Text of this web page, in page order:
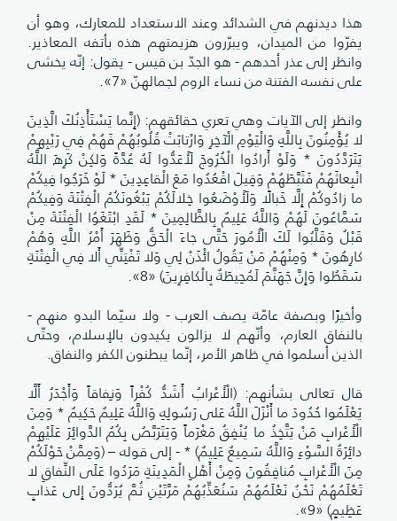
هذا ديدنهم في الشدائد وعند الاستعداد للمعارك، وهو أن
يفرّوا من الميدان، ويبرّرون هزيمتهم هذه بأتفه المعاذير.
وانظر إلى عذر أحدهم - هو الجدّ بن قيس - يقول: إنّه يخشى
على نفسه الفتنة من نساء الروم لجمالهنّ «7».
وانظر إلى الآيات وهي تعري حقائقهم: (إِنَّما يَسْتَأْذِنُكَ الَّذِينَ
لا يُؤْمِنُونَ بِاللَّهِ وَالْيَوْمِ الْآخِرِ وَارْتابَتْ قُلُوبُهُمْ فَهُمْ فِي رَيْبِهِمْ
يَتَرَدَّدُونَ * وَلَوْ أَرادُوا الْخُرُوجَ لَأَعَدُّوا لَهُ عُدَّةً وَلكِنْ كَرِهَ اللَّهُ
انْبِعاثَهُمْ فَثَبَّطَهُمْ وَقِيلَ اقْعُدُوا مَعَ الْقاعِدِينَ * لَوْ خَرَجُوا فِيكُمْ
ما زادُوكُمْ إِلَّا خَبالًا وَلَأَوْضَعُوا خِلالَكُمْ يَبْغُونَكُمُ الْفِتْنَةَ وَفِيكُمْ
سَمَّاعُونَ لَهُمْ وَاللَّهُ عَلِيمٌ بِالظَّالِمِينَ * لَقَدِ ابْتَغَوُا الْفِتْنَةَ مِنْ
قَبْلُ وَقَلَّبُوا لَكَ الْأُمُورَ حَتَّى جاءَ الْحَقُّ وَظَهَرَ أَمْرُ اللَّهِ وَهُمْ
كارِهُونَ * وَمِنْهُمْ مَنْ يَقُولُ ائْذَنْ لِي وَلا تَفْتِنِّي أَلا فِي الْفِتْنَةِ
سَقَطُوا وَإِنَّ جَهَنَّمَ لَمُحِيطَةٌ بِالْكافِرِينَ) «8».
وأخيرًا وبصفة عامّة يصف العرب - ولا سيّما البدو منهم -
بالنفاق العارم، وأنّهم لا يزالون يكيدون بالإسلام، وحتّى
الذين أسلموا في ظاهر الأمر، إنّما يبطنون الكفر والنفاق.
قال تعالى بشأنهم: (الْأَعْرابُ أَشَدُّ كُفْراً وَنِفاقاً وَأَجْدَرُ أَلَّا
يَعْلَمُوا حُدُودَ ما أَنْزَلَ اللَّهُ عَلى رَسُولِهِ وَاللَّهُ عَلِيمٌ حَكِيمٌ * وَمِنَ
الْأَعْرابِ مَنْ يَتَّخِذُ ما يُنْفِقُ مَغْرَماً وَيَتَرَبَّصُ بِكُمُ الدَّوائِرَ عَلَيْهِمْ
دائِرَةُ السَّوْءِ وَاللَّهُ سَمِيعٌ عَلِيمٌ) * - إلى قوله – (وَمِمَّنْ حَوْلَكُمْ
مِنَ الْأَعْرابِ مُنافِقُونَ وَمِنْ أَهْلِ الْمَدِينَةِ مَرَدُوا عَلَى النِّفاقِ لا
تَعْلَمُهُمْ نَحْنُ نَعْلَمُهُمْ سَنُعَذِّبُهُمْ مَرَّتَيْنِ ثُمَّ يُرَدُّونَ إِلى عَذابٍ
عَظِيمٍ) «9».